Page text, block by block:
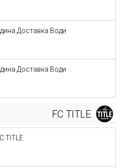
Доставка Води
Доставка Води
FC TITLE
TITLE